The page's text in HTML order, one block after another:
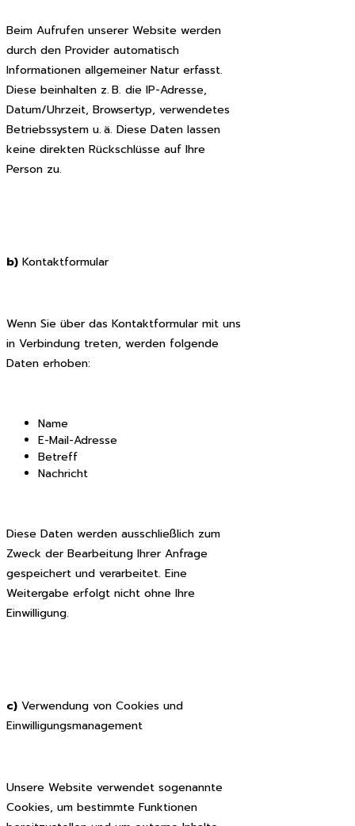
Beim Aufrufen unserer Website werden
durch den Provider automatisch
Informationen allgemeiner Natur erfasst.
Diese beinhalten z. B. die IP-Adresse,
Datum/Uhrzeit, Browsertyp, verwendetes
Betriebssystem u. ä. Diese Daten lassen
keine direkten Rückschlüsse auf Ihre
Person zu.
b) Kontaktformular
Wenn Sie über das Kontaktformular mit uns
in Verbindung treten, werden folgende
Daten erhoben:
Name
E-Mail-Adresse
Betreff
Nachricht
Diese Daten werden ausschließlich zum
Zweck der Bearbeitung Ihrer Anfrage
gespeichert und verarbeitet. Eine
Weitergabe erfolgt nicht ohne Ihre
Einwilligung.
c) Verwendung von Cookies und
Einwilligungsmanagement
Unsere Website verwendet sogenannte
Cookies, um bestimmte Funktionen